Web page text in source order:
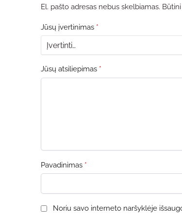
El. pašto adresas nebus skelbiamas.
Jūsų įvertinimas *
Jūsų atsiliepimas *
Pavadinimas *
Noriu savo interneto naršyklėje